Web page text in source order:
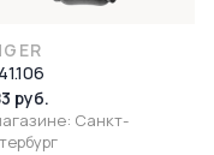
руб.
Санкт-